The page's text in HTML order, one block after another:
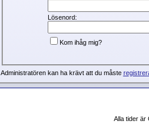
Lösenord:
Kom ihåg mig?
Administratören kan ha krävt att du måste
Alla tider är